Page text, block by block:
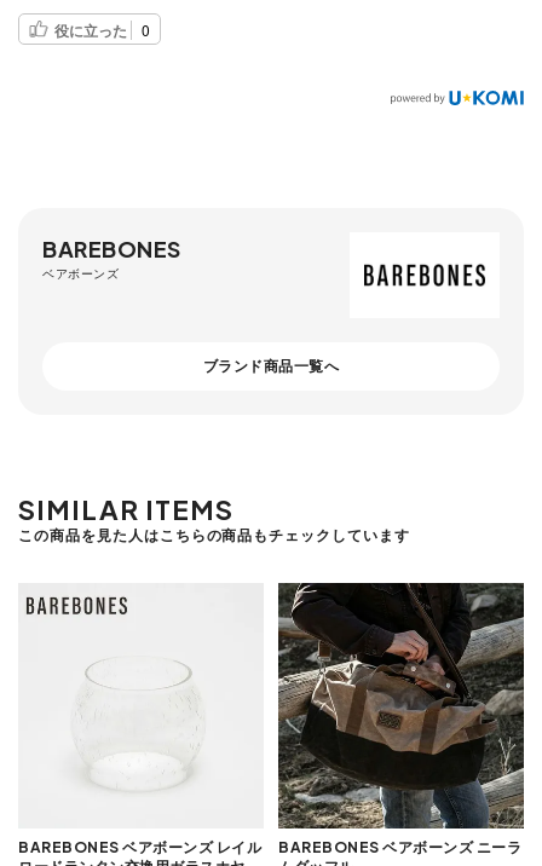
役に立った 0
BAREBONES
ベアボーンズ
ブランド商品一覧へ
SIMILAR ITEMS
この商品を見た人はこちらの商品もチェックしています
BAREBONES ベアボーンズ レイル
BAREBONES ベアボーンズ ニーラ